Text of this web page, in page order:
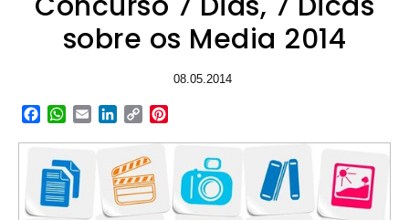
sobre os Media 2014
08.05.2014
Facebook
WhatsApp
EmailLinkedIn
Copy